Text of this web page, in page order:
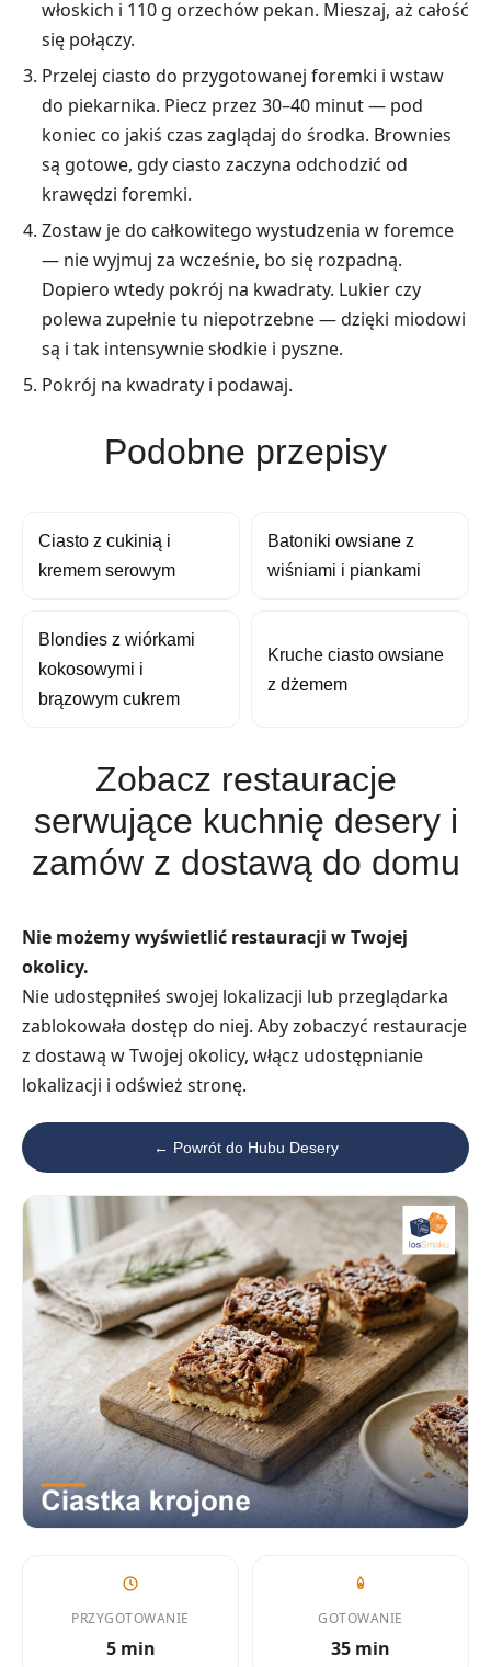
włoskich i 110 g orzechów pekan. Mieszaj, aż całość
się połączy.
Przelej ciasto do przygotowanej foremki i wstaw
do piekarnika. Piecz przez 30–40 minut — pod
koniec co jakiś czas zaglądaj do środka. Brownies
są gotowe, gdy ciasto zaczyna odchodzić od
krawędzi foremki.
Zostaw je do całkowitego wystudzenia w foremce
— nie wyjmuj za wcześnie, bo się rozpadną.
Dopiero wtedy pokrój na kwadraty. Lukier czy
polewa zupełnie tu niepotrzebne — dzięki miodowi
są i tak intensywnie słodkie i pyszne.
Pokrój na kwadraty i podawaj.
Podobne przepisy
Ciasto z cukinią i
kremem serowym
Batoniki owsiane z
wiśniami i piankami
Blondies z wiórkami
kokosowymi i
brązowym cukrem
Kruche ciasto owsiane
z dżemem
Zobacz restauracje
serwujące kuchnię desery i
zamów z dostawą do domu
Nie możemy wyświetlić restauracji w Twojej
okolicy.
Nie udostępniłeś swojej lokalizacji lub przeglądarka
zablokowała dostęp do niej. Aby zobaczyć restauracje
z dostawą w Twojej okolicy, włącz udostępnianie
lokalizacji i odśwież stronę.
← Powrót do Hubu Desery
PRZYGOTOWANIE
5 min
GOTOWANIE
35 min